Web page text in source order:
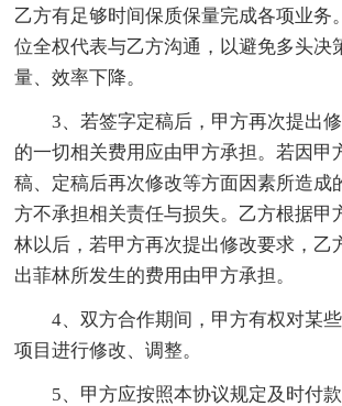
乙方有足够时间保质保量完成各项业务
位全权代表与乙方沟通，以避免多头决
量、效率下降。
3、若签字定稿后，甲方再次提出
的一切相关费用应由甲方承担。若因甲
稿、定稿后再次修改等方面因素所造成
方不承担相关责任与损失。乙方根据甲
林以后，若甲方再次提出修改要求，乙
出菲林所发生的费用由甲方承担。
4、双方合作期间，甲方有权对某
项目进行修改、调整。
5、甲方应按照本协议规定及时付